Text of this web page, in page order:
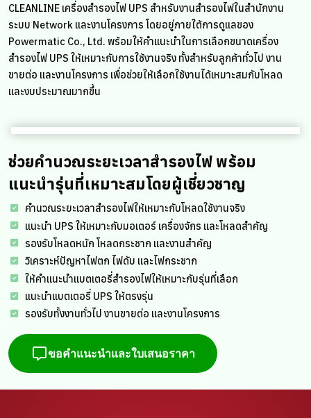
CLEANLINE เครื่องสำรองไฟ UPS สำหรับงานสำรองไฟในสำนักงาน
ระบบ Network และงานโครงการ โดยอยู่ภายใต้การดูแลของ
Powermatic Co., Ltd. พร้อมให้คำแนะนำในการเลือกขนาดเครื่อง
สำรองไฟ UPS ให้เหมาะกับการใช้งานจริง ทั้งสำหรับลูกค้าทั่วไป งาน
ขายต่อ และงานโครงการ เพื่อช่วยให้เลือกใช้งานได้เหมาะสมกับโหลด
และงบประมาณมากขึ้น
ช่วยคำนวณระยะเวลาสำรองไฟ พร้อม
แนะนำรุ่นที่เหมาะสมโดยผู้เชี่ยวชาญ
คำนวณระยะเวลาสำรองไฟให้เหมาะกับโหลดใช้งานจริง
แนะนำ UPS ให้เหมาะกับมอเตอร์ เครื่องจักร และโหลดสำคัญ
รองรับโหลดหนัก โหลดกระชาก และงานสำคัญ
วิเคราะห์ปัญหาไฟตก ไฟดับ และไฟกระชาก
ให้คำแนะนำแบตเตอรี่สำรองไฟให้เหมาะกับรุ่นที่เลือก
แนะนำแบตเตอรี่ UPS ให้ตรงรุ่น
รองรับทั้งงานทั่วไป งานขายต่อ และงานโครงการ
ขอคำแนะนำและใบเสนอราคา